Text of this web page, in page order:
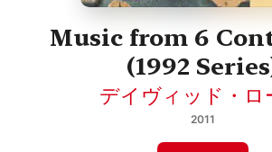
Music from 6
(1992
デイヴィッド・ロ
2011